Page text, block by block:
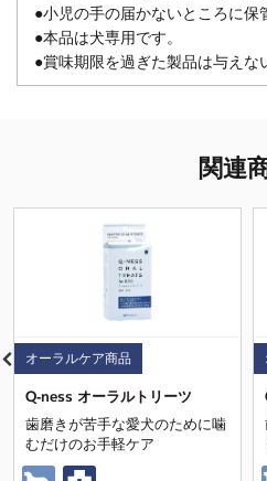
●小児の手の届かないところに保
●本品は犬専用です。
●賞味期限を過ぎた製品は与えな
関連
オーラルケア商品
Q-ness オーラルトリーツ
歯磨きが苦手な愛犬のために噛
むだけのお手軽ケア